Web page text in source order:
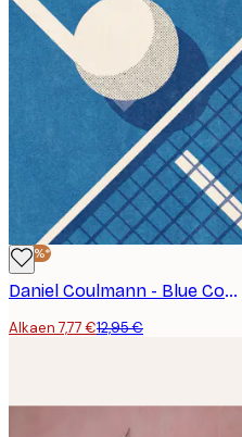
-40%*
Daniel Coulmann - Blue Court Tennisottelu Juliste
Alkaen 7,77 €12,95 €